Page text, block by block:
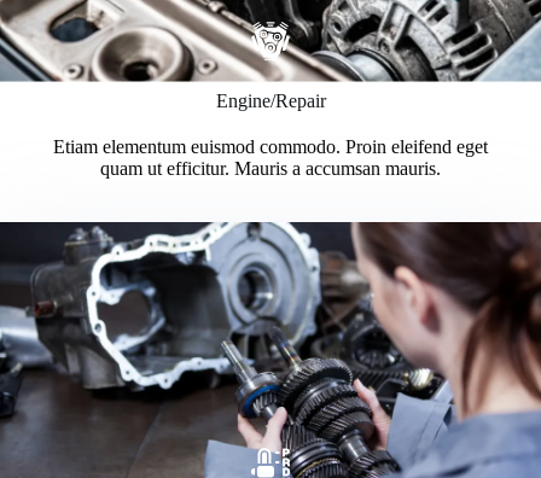
Engine/Repair
Etiam elementum euismod commodo. Proin eleifend eget
quam ut efficitur. Mauris a accumsan mauris.